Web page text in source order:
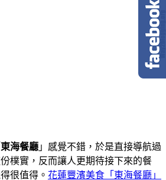
東海餐廳 」感覺不錯，於是直接導航過
樸實，反而讓人更期待接下來的餐
很值得。 花蓮豐濱美食「東海餐廳」